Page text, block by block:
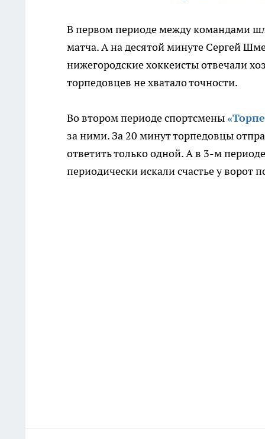
В первом периоде между командами
матча. А на десятой минуте Сергей
нижегородские хоккеисты отвечали
торпедовцев не хватало точности.
Во втором периоде спортсмены
за ними. За 20 минут торпедовцы
ответить только одной. А в 3-м
периодически искали счастье у ворот